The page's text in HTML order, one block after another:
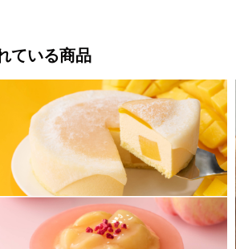
ている商品